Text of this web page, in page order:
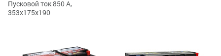
Пусковой ток 850 А,
353x175x190